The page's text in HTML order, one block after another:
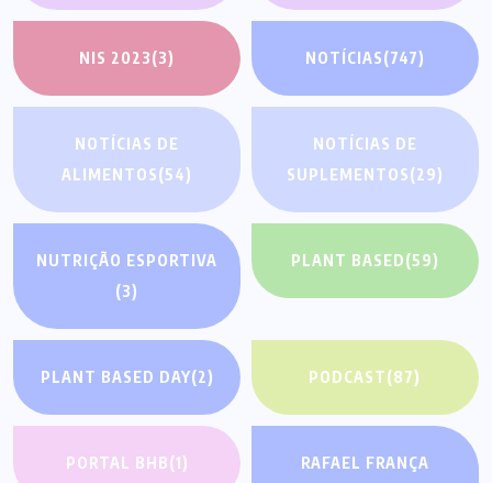
NIS 2023(3) NOTÍCIAS(747)
NOTÍCIAS DE
ALIMENTOS(54)
NOTÍCIAS DE
SUPLEMENTOS(29)
NUTRIÇÃO ESPORTIVA
(3)
PLANT BASED(59)
PLANT BASED DAY(2) PODCAST(87)
PORTAL BHB(1)
RAFAEL FRANÇA